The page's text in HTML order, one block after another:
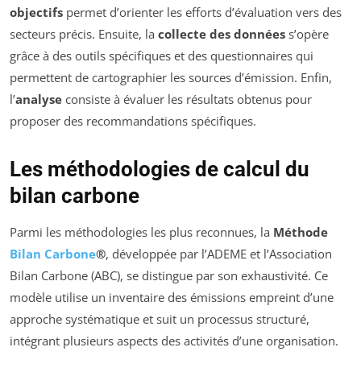
objectifs permet d’orienter les efforts d’évaluation vers des
secteurs précis. Ensuite, la collecte des données s’opère
grâce à des outils spécifiques et des questionnaires qui
permettent de cartographier les sources d’émission. Enfin,
l’analyse consiste à évaluer les résultats obtenus pour
proposer des recommandations spécifiques.
Les méthodologies de calcul du
bilan carbone
Parmi les méthodologies les plus reconnues, la Méthode
Bilan Carbone®, développée par l’ADEME et l’Association
Bilan Carbone (ABC), se distingue par son exhaustivité. Ce
modèle utilise un inventaire des émissions empreint d’une
approche systématique et suit un processus structuré,
intégrant plusieurs aspects des activités d’une organisation.